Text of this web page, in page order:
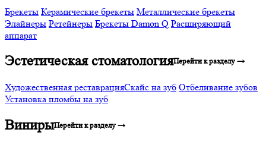
Брекеты Керамические брекеты Металлические брекеты
Элайнеры Ретейнеры Брекеты Damon Q Расширяющий
аппарат
Эстетическая стоматологияПерейти к разделу →
Художественная реставрацияСкайс на зуб Отбеливание зубов
Установка пломбы на зуб
ВинирыПерейти к разделу →